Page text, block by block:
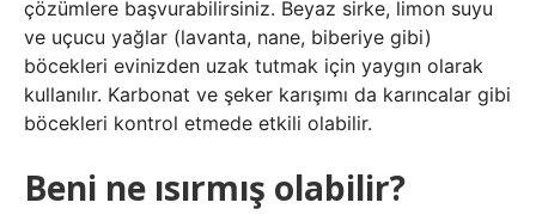
çözümlere başvurabilirsiniz. Beyaz sirke, limon suyu
ve uçucu yağlar (lavanta, nane, biberiye gibi)
böcekleri evinizden uzak tutmak için yaygın olarak
kullanılır. Karbonat ve şeker karışımı da karıncalar gibi
böcekleri kontrol etmede etkili olabilir.
Beni ne ısırmış olabilir?